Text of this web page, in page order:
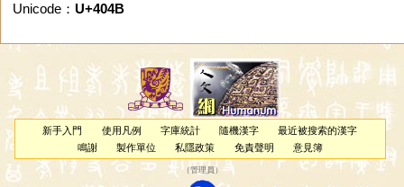
Unicode： U+404B
新手入門 使用凡例 字庫統計 隨機漢字
最近被搜索的漢字
鳴謝
製作單位 私隱政策 免責聲明 意見簿
（管理員 ）